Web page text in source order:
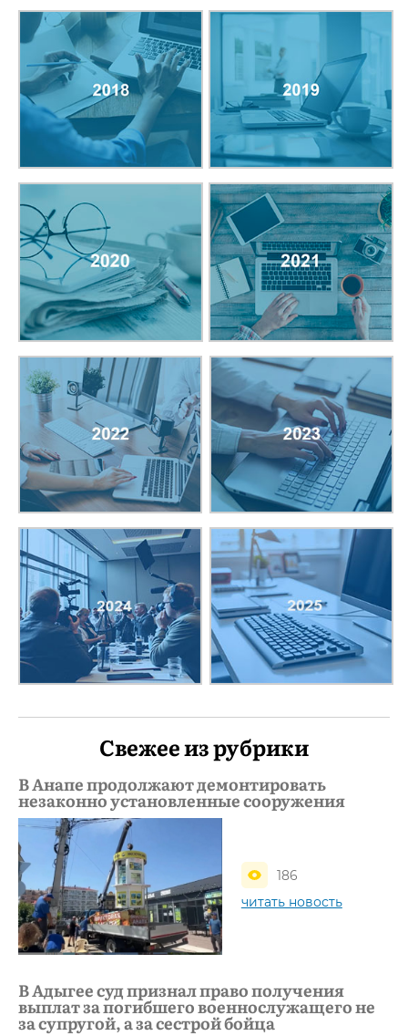
Свежее из рубрики
В Анапе продолжают демонтировать
незаконно установленные сооружения
186
читать новость
В Адыгее суд признал право получения
выплат за погибшего военнослужащего не
за супругой, а за сестрой бойца